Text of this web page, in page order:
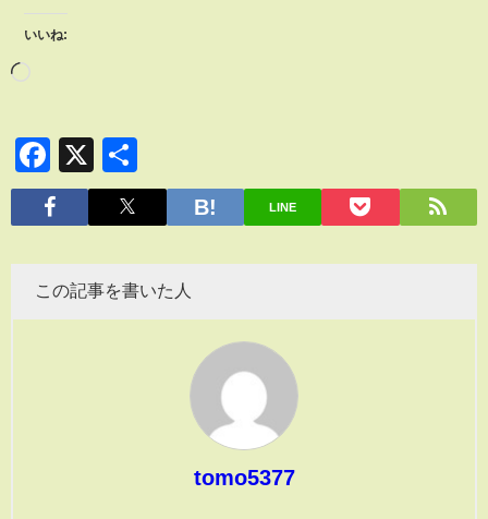
いいね:
Facebook
X
有
LINE
この記事を書いた人
tomo5377